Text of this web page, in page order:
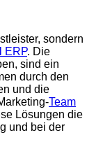
sondern
ERP. Die
sind ein
durch den
und die
Team
Lösungen die
und bei der